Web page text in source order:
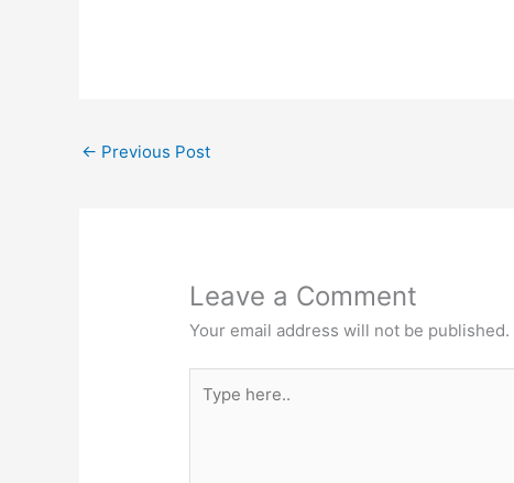
← Previous Post
Leave a Comment
Your email address will not be published.
here..